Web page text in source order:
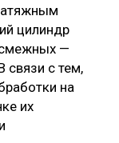
цилиндр
смежных —
связи с тем,
на
их